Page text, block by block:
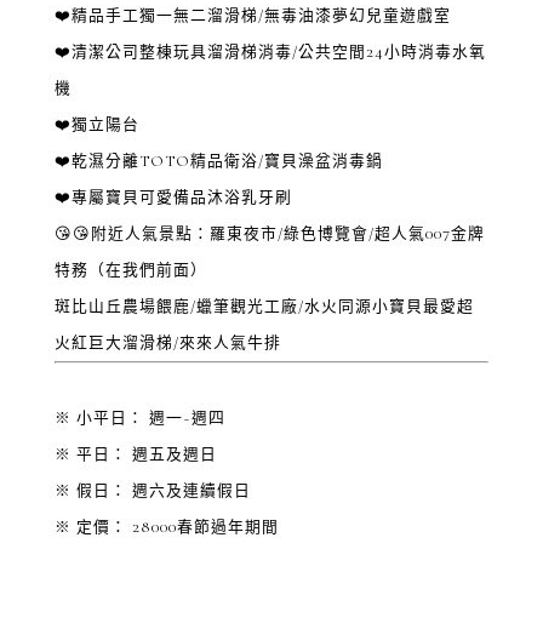
❤️精品手工獨一無二溜滑梯/無毒油漆夢幻兒童遊戲室
❤️清潔公司整棟玩具溜滑梯消毒/公共空間24小時消毒水氧
機
❤️獨立陽台
❤️乾濕分離TOTO精品衛浴/寶貝澡盆消毒鍋
❤️專屬寶貝可愛備品沐浴乳牙刷
😘😘附近人氣景點：羅東夜市/綠色博覽會/超人氣007金牌
特務（在我們前面）
斑比山丘農場餵鹿/蠟筆觀光工廠/水火同源小寶貝最愛超
火紅巨大溜滑梯/來來人氣牛排
※ 小平日： 週一~週四
※ 平日： 週五及週日
※ 假日： 週六及連續假日
※ 定價： 28000春節過年期間